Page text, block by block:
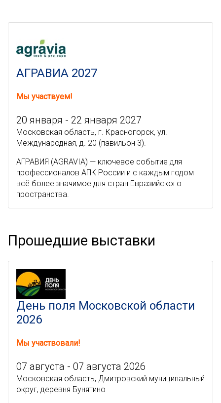
АГРАВИА 2027
Мы участвуем!
20 января - 22 января 2027
Московская область, г. Красногорск, ул.
Международная, д. 20 (павильон 3).
АГРАВИЯ (AGRAVIA) — ключевое событие для
профессионалов АПК России и с каждым годом
всё более значимое для стран Евразийского
пространства.
Прошедшие выставки
День поля Московской области
2026
Мы участвовали!
07 августа - 07 августа 2026
Московская область, Дмитровский муниципальный
округ, деревня Бунятино